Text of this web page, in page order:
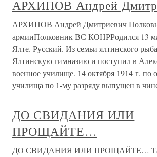
АРХИПОВ Андрей
АРХИПОВ Андрей Дмитриевич
армииПолковник ВС КОНРРодился 13
Ялте. Русский. Из семьи ялтинского
Ялтинскую гимназию и поступил в
военное училище. 14 октября 1914 г. по
училища по 1-му разряду выпущен в
ДО СВИДАНИЯ ИЛИ
ПРОЩАЙТЕ…
ДО СВИДАНИЯ ИЛИ ПРОЩАЙТЕ…